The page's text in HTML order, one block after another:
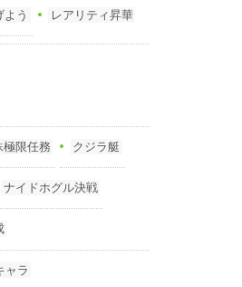
よう レアリティ昇華
極限任務 クジラ艇
ナイドホグル決戦
ャラ